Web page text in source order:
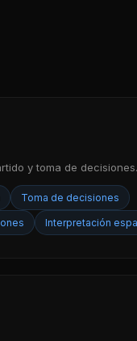
y toma de decisiones.
Toma de decisiones
Interpretación